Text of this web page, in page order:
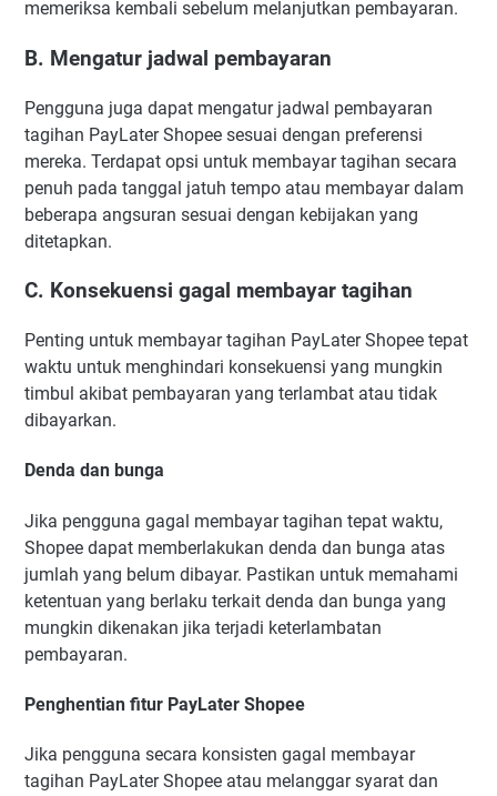
memeriksa kembali sebelum melanjutkan pembayaran.
B. Mengatur jadwal pembayaran
Pengguna juga dapat mengatur jadwal pembayaran
tagihan PayLater Shopee sesuai dengan preferensi
mereka. Terdapat opsi untuk membayar tagihan secara
penuh pada tanggal jatuh tempo atau membayar dalam
beberapa angsuran sesuai dengan kebijakan yang
ditetapkan.
C. Konsekuensi gagal membayar tagihan
Penting untuk membayar tagihan PayLater Shopee tepat
waktu untuk menghindari konsekuensi yang mungkin
timbul akibat pembayaran yang terlambat atau tidak
dibayarkan.
Denda dan bunga
Jika pengguna gagal membayar tagihan tepat waktu,
Shopee dapat memberlakukan denda dan bunga atas
jumlah yang belum dibayar. Pastikan untuk memahami
ketentuan yang berlaku terkait denda dan bunga yang
mungkin dikenakan jika terjadi keterlambatan
pembayaran.
Penghentian fitur PayLater Shopee
Jika pengguna secara konsisten gagal membayar
tagihan PayLater Shopee atau melanggar syarat dan